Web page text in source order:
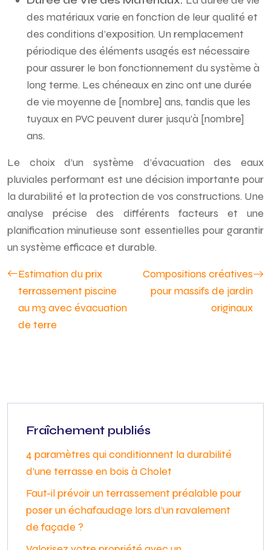
des matériaux varie en fonction de leur qualité et
des conditions d’exposition. Un remplacement
périodique des éléments usagés est nécessaire
pour assurer le bon fonctionnement du système à
long terme. Les chéneaux en zinc ont une durée
de vie moyenne de [nombre] ans, tandis que les
tuyaux en PVC peuvent durer jusqu’à [nombre]
ans.
Le choix d’un système d’évacuation des eaux
pluviales performant est une décision importante pour
la durabilité et la protection de vos constructions. Une
analyse précise des différents facteurs et une
planification minutieuse sont essentielles pour garantir
un système efficace et durable.
Estimation du prix
terrassement piscine
au m3 avec évacuation
de terre
Compositions créatives
pour massifs de jardin
originaux
Fraîchement publiés
4 paramètres qui conditionnent la durabilité
d’une terrasse en bois à Cholet
Faut-il prévoir un terrassement préalable pour
poser un échafaudage lors d’un ravalement
de façade ?